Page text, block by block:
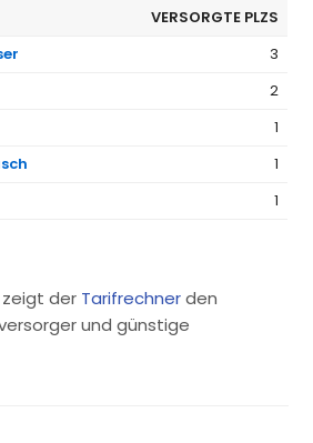
VERSORGTE PLZS
3
2
1
1
1
zeigt der Tarifrechnerden
und günstige